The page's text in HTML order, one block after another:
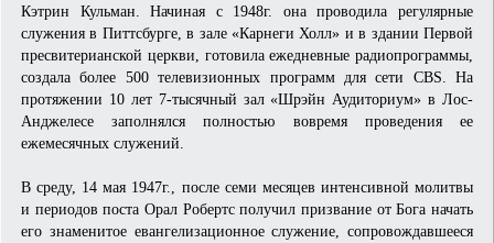
Кэтрин Кульман. Начиная с 1948г. она проводила регулярные
служения в Питтсбурге, в зале «Карнеги Холл» и в здании Первой
пресвитерианской церкви, готовила ежедневные радиопрограммы,
создала более 500 телевизионных программ для сети CBS. На
протяжении 10 лет 7-тысячный зал «Шрэйн Аудиториум» в Лос-
Анджелесе заполнялся полностью вовремя проведения ее
ежемесячных служений.
В среду, 14 мая 1947г., после семи месяцев интенсивной молитвы
и периодов поста Орал Робертс получил призвание от Бога начать
его знаменитое евангелизационное служение, сопровождавшееся